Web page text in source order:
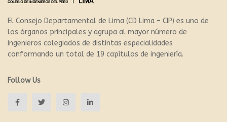
El Consejo Departamental de Lima (CD Lima – CIP) es uno de
los órganos principales y agrupa al mayor número de
ingenieros colegiados de distintas especialidades
conformando un total de 19 capítulos de ingeniería.
Follow Us